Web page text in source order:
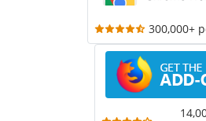
300,000+